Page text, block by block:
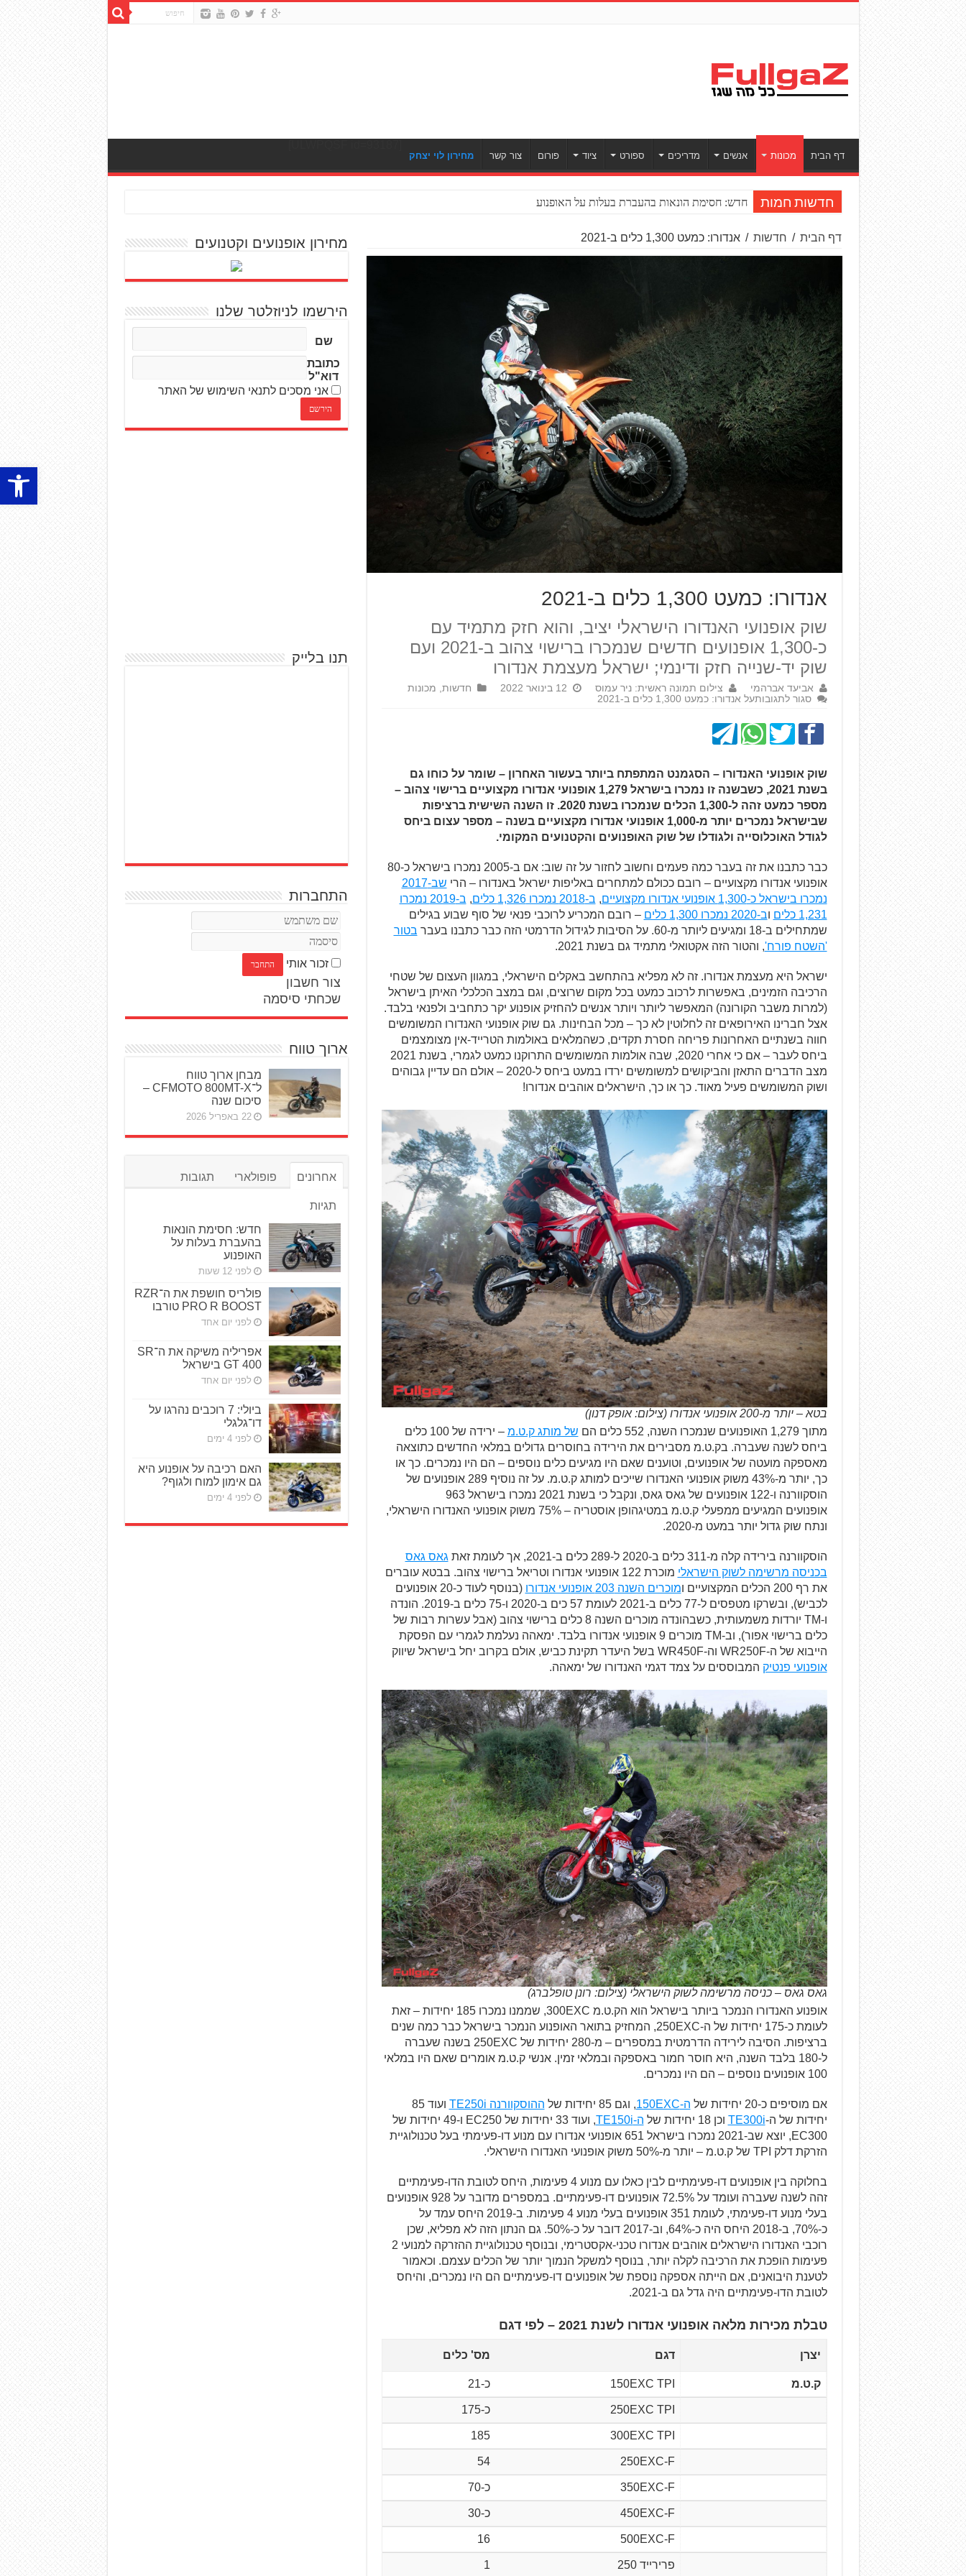
פתח
דף הבית מכונות אנשים מדריכים ספורט ציוד פורום צור קשר מחירון לוי יצחק
חדשות חמות חדש: חסימת הונאות בהעברת בעלות על האופנוע
דף הבית / חדשות / אנדורו: כמעט 1,300 כלים ב-2021
אנדורו: כמעט 1,300 כלים ב-2021
שוק אופנועי האנדורו הישראלי יציב, והוא חזק מתמיד עם
כ-1,300 אופנועים חדשים שנמכרו ברישוי צהוב ב-2021 ועם
שוק יד-שנייה חזק ודינמי; ישראל מעצמת אנדורו
אביעד אברהמי צילום תמונה ראשית: ניר עמוס 12 בינואר 2022 חדשות, מכונות
סגור לתגובותעל אנדורו: כמעט 1,300 כלים ב-2021
שוק אופנועי האנדורו – הסגמנט המתפתח ביותר בעשור האחרון – שומר על כוחו גם
בשנת 2021, כשבשנה זו נמכרו בישראל 1,279 אופנועי אנדורו מקצועיים ברישוי צהוב –
מספר כמעט זהה ל-1,300 הכלים שנמכרו בשנת 2020. זו השנה השישית ברציפות
שבישראל נמכרים יותר מ-1,000 אופנועי אנדורו מקצועיים בשנה – מספר עצום ביחס
לגודל האוכלוסייה ולגודלו של שוק האופנועים והקטנועים המקומי.
כבר כתבנו את זה בעבר כמה פעמים וחשוב לחזור על זה שוב: אם ב-2005 נמכרו בישראל כ-80
אופנועי אנדורו מקצועיים – רובם ככולם למתחרים באליפות ישראל באנדורו – הרי
שב-2017
נמכרו בישראל כ-1,300 אופנועי אנדורו מקצועיים
, ב-2018 נמכרו 1,326 כלים ,
ב-2019 נמכרו
1,231 כלים
וב-2020 נמכרו 1,300 כלים
– רובם המכריע לרוכבי פנאי של סוף שבוע בגילים
שמתחילים ב-18 ומגיעים ליותר מ-60. על הסיבות לגידול הדרמטי הזה כבר כתבנו בעבר
בטור
'השטח פורח', והטור הזה אקטואלי מתמיד גם בשנת 2021.
ישראל היא מעצמת אנדורו. זה לא מפליא בהתחשב באקלים הישראלי, במגוון העצום של שטחי
הרכיבה הזמינים, באפשרות לרכוב כמעט בכל מקום שרוצים, וגם במצב הכלכלי האיתן בישראל
(למרות משבר הקורונה) המאפשר ליותר ויותר אנשים להחזיק אופנוע יקר כתחביב ולפנאי בלבד.
אצל חברינו האירופאים זה לחלוטין לא כך – מכל הבחינות. גם שוק אופנועי האנדורו המשומשים
חווה בשנתיים האחרונות פריחה חסרת תקדים, כשהמלאים באולמות הטרייד-אין מצומצמים
ביחס לעבר – אם כי אחרי 2020, שבה אולמות המשומשים התרוקנו כמעט לגמרי, בשנת 2021
מצב הדברים התאזן והביקושים למשומשים ירדו במעט ביחס ל-2020 – אולם הם עדיין גבוהים
ושוק המשומשים פעיל מאוד. כך או כך, הישראלים אוהבים אנדורו!
בטא – יותר מ-200 אופנועי אנדורו (צילום: אופק דנון)
מתוך 1,279 האופנועים שנמכרו השנה, 552 כלים הם
של מותג ק.ט.מ
– ירידה של 100 כלים
ביחס לשנה שעברה. בק.ט.מ מסבירים את הירידה בחוסרים גדולים במלאי החדשים כתוצאה
מאספקה מועטה של אופנועים, וטוענים שאם היו מגיעים כלים נוספים – הם היו נמכרים. כך או
כך, יותר מ-43% משוק אופנועי האנדורו שייכים למותג ק.ט.מ. על זה נוסיף 289 אופנועים של
הוסקוורנה ו-122 אופנועים של גאס גאס, ונקבל כי בשנת 2021 נמכרו בישראל 963
אופנועים המגיעים ממפעלי ק.ט.מ במטיגהופן אוסטריה – 75% משוק אופנועי האנדורו הישראלי,
ונתח שוק גדול יותר במעט מ-2020.
הוסקוורנה בירידה קלה מ-311 כלים ב-2020 ל-289 כלים ב-2021, אך לעומת זאת
גאס גאס
בכניסה מרשימה לשוק הישראלי
מוכרת 122 אופנועי אנדורו וטריאל ברישוי צהוב. בבטא עוברים
את רף 200 הכלים המקצועיים ו
מוכרים השנה 203 אופנועי אנדורו
(בנוסף לעוד כ-20 אופנועים
לכביש), ובשרקו מטפסים ל-77 כלים ב-2021 לעומת 57 כים ב-2020 ו-75 כלים ב-2019. הונדה
ו-TM יורדות משמעותית, כשבהונדה מוכרים השנה 8 כלים ברישוי צהוב (אבל עשרות רבות של
כלים ברישוי אפור), וב-TM מוכרים 9 אופנועי אנדורו בלבד. ימאהה נעלמת לגמרי עם הפסקת
הייבוא של ה-WR250F וה-WR450F בשל היעדר תקינת כביש, אולם בקרוב יחל בישראל שיווק
אופנועי פנטיק המבוססים על צמד דגמי האנדורו של ימאהה.
גאס גאס – כניסה מרשימה לשוק הישראלי (צילום: רונן טופלברג)
אופנוע האנדורו הנמכר ביותר בישראל הוא הק.ט.מ 300EXC, שממנו נמכרו 185 יחידות – זאת
לעומת כ-175 יחידות של ה-250EXC, המחזיק בתואר האופנוע הנמכר בישראל כבר כמה שנים
ברציפות. הסיבה לירידה הדרמטית במספרים – מ-280 יחידות של 250EXC בשנה שעברה
ל-180 בלבד השנה, היא חוסר חמור באספקה ובמלאי זמין. אנשי ק.ט.מ אומרים שאם היו במלאי
100 אופנועים נוספים – הם היו נמכרים.
אם מוסיפים כ-20 יחידות של ה-150EXC , וגם 85 יחידות של ההוסקוורנה TE250i
ועוד 85
יחידות של ה-TE300i וכן 18 יחידות של ה-TE150i
, ועוד 33 יחידות של EC250 ו-49 יחידות של
EC300, יוצא שב-2021 נמכרו בישראל 651 אופנועי אנדורו עם מנוע דו-פעימתי בעל טכנולוגיית
הזרקת דלק TPI של ק.ט.מ – יותר מ-50% משוק אופנועי האנדורו הישראלי.
בחלוקה בין אופנועים דו-פעימתיים לבין כאלו עם מנוע 4 פעימות, היחס לטובת הדו-פעימתיים
זהה לשנה שעברה ועומד על 72.5% אופנועים דו-פעימתיים. במספרים מדובר על 928 אופנועים
בעלי מנוע דו-פעימתי, לעומת 351 אופנועים בעלי מנוע 4 פעימות. ב-2019 היחס עמד על
כ-70%, ב-2018 היחס היה כ-64%, וב-2017 דובר על כ-50%. גם הנתון הזה לא מפליא, שכן
רוכבי האנדורו הישראלים אוהבים אנדורו טכני-אקסטרימי, ובנוסף טכנולוגיית ההזרקה למנועי 2
פעימות הופכת את הרכיבה לקלה יותר, בנוסף למשקל הנמוך יותר של הכלים עצמם. וכאמור
לטענת היבואנים, אם הייתה אספקה נוספת של אופנועים דו-פעימתיים הם היו נמכרים, והיחס
לטובת הדו-פעימתיים היה גדל גם ב-2021.
טבלת מכירות מלאה אופנועי אנדורו לשנת 2021 – לפי דגם
יצרן דגם מס' כלים
ק.ט.מ 150EXC TPI כ-21
250EXC TPI כ-175
300EXC TPI
185
250EXC-F
54
350EXC-F כ-70
450EXC-F כ-30
500EXC-F
16
פרירייד 250 1
מחירון אופנועים וקטנועים
הירשמו לניוזלטר שלנו
שם
כתובת
דוא"ל
אני מסכים לתנאי השימוש של האתר
תנו בלייק
התחברות
זכור אותי
צור חשבון
שכחתי סיסמה
ארוך טווח
מבחן ארוך טווח
ל־CFMOTO 800MT-X –
סיכום שנה
22 באפריל 2026
אחרונים פופולארי תגובות
תגיות
חדש: חסימת הונאות
בהעברת בעלות על
האופנוע
לפני 12 שעות
פולריס חושפת את ה־RZR
PRO R BOOST טורבו
לפני יום אחד
אפריליה משיקה את ה־SR
GT 400 בישראל
לפני יום אחד
ביולי: 7 רוכבים נהרגו על
דו־גלגלי
לפני 4 ימים
האם רכיבה על אופנוע היא
גם אימון למוח ולגוף?
לפני 4 ימים